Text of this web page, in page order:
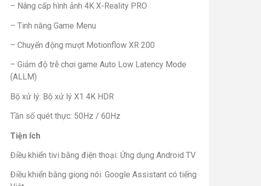
– Nâng cấp hình ảnh 4K X-Reality PRO
– Tinh năng Game Menu
– Chuyển động mượt Motionflow XR 200
– Giảm độ trễ chơi game Auto Low Latency Mode
(ALLM)
Bộ xử lý: Bộ xử lý X1 4K HDR
Tần số quét thực: 50Hz / 60Hz
Tiện ích
Điều khiển tivi bằng điện thoại: Ứng dụng Android TV
Điều khiển bằng giọng nói: Google Assistant có tiếng